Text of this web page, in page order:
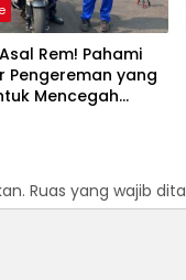
Rem! Pahami
Pengereman yang
Mencegah
Ruas yang wajib